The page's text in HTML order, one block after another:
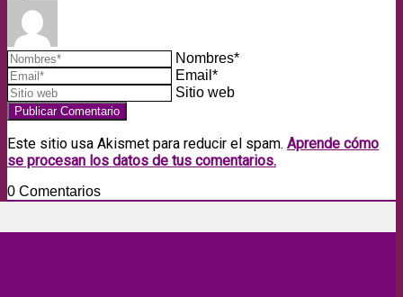
Nombres*
Email*
Sitio web
Este sitio usa Akismet para reducir el spam. Aprende cómo
se procesan los datos de tus comentarios.
0 Comentarios